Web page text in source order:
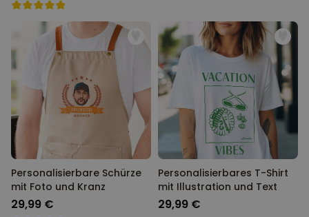
Personalisierbare Schürze
mit Foto und Kranz
29,99 €
Personalisierbares T-Shirt
mit Illustration und Text
29,99 €